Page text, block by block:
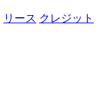
リース クレジット